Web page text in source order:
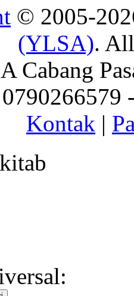
© 2005-
(YLSA).
Cabang
0790266579
Kontak |